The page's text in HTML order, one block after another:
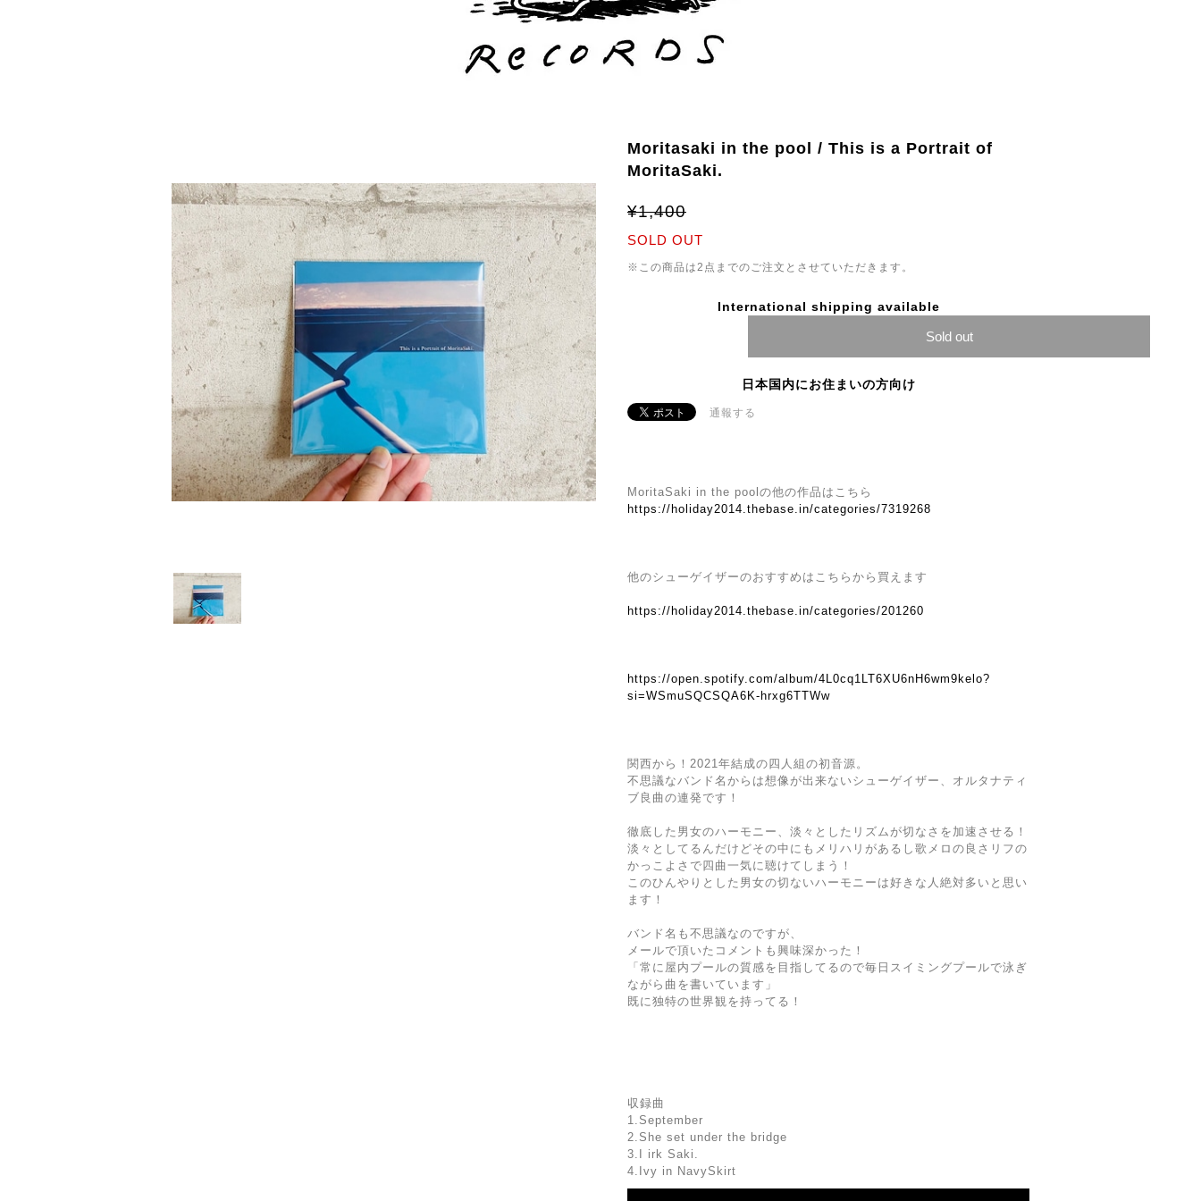
Moritasaki in the pool / This is a Portrait of
MoritaSaki.
¥1,400
SOLD OUT
※この商品は2点までのご注文とさせていただきます。
International shipping available
Sold out
日本国内にお住まいの方向け
通報する
MoritaSaki in the poolの他の作品はこちら
https://holiday2014.thebase.in/categories/7319268
他のシューゲイザーのおすすめはこちらから買えます
https://holiday2014.thebase.in/categories/201260
https://open.spotify.com/album/4L0cq1LT6XU6nH6wm9kelo?
si=WSmuSQCSQA6K-hrxg6TTWw
関西から！2021年結成の四人組の初音源。
不思議なバンド名からは想像が出来ないシューゲイザー、オルタナティ
ブ良曲の連発です！
徹底した男女のハーモニー、淡々としたリズムが切なさを加速させる！
淡々としてるんだけどその中にもメリハリがあるし歌メロの良さリフの
かっこよさで四曲一気に聴けてしまう！
このひんやりとした男女の切ないハーモニーは好きな人絶対多いと思い
ます！
バンド名も不思議なのですが、
メールで頂いたコメントも興味深かった！
「常に屋内プールの質感を目指してるので毎日スイミングプールで泳ぎ
ながら曲を書いています」
既に独特の世界観を持ってる！
収録曲
1.September
2.She set under the bridge
3.I irk Saki.
4.Ivy in NavySkirt